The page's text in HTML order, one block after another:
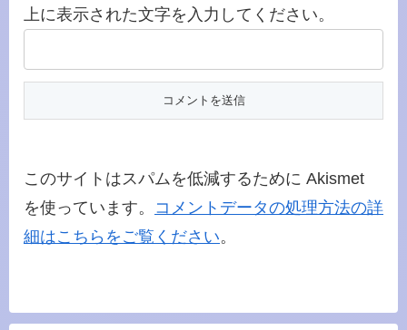
上に表示された文字を入力してください。
このサイトはスパムを低減するために Akismet
を使っています。 コメントデータの処理方法の詳
細はこちらをご覧ください。